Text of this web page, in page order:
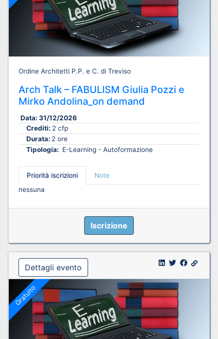
Ordine Architetti P.P. e C. di Treviso
Arch Talk – FABULISM Giulia Pozzi e
Mirko Andolina_on demand
Data: 31/12/2026
Crediti: 2 cfp
Durata: 2 ore
Tipologia: E-Learning - Autoformazione
Priorità iscrizioni
Note
nessuna
Iscrizione
Dettagli evento
Gratuito